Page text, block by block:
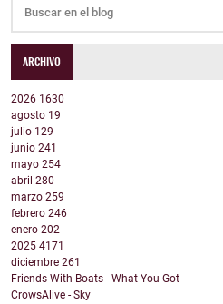
ARCHIVO
2026 1630
agosto 19
julio 129
junio 241
mayo 254
abril 280
marzo 259
febrero 246
enero 202
2025 4171
diciembre 261
Friends With Boats - What You Got
CrowsAlive - Sky